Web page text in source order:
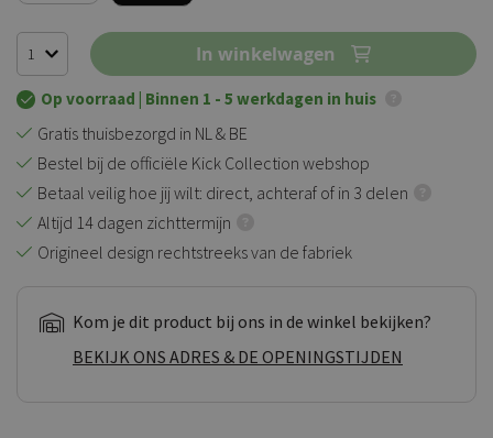
In winkelwagen
Op voorraad | Binnen 1 - 5 werkdagen in huis
Gratis thuisbezorgd in NL & BE
Bestel bij de officiële Kick Collection webshop
Betaal veilig hoe jij wilt: direct, achteraf of in 3 delen
Altijd 14 dagen zichttermijn
Origineel design rechtstreeks van de fabriek
Kom je dit product bij ons in de winkel bekijken?
BEKIJK ONS ADRES & DE OPENINGSTIJDEN